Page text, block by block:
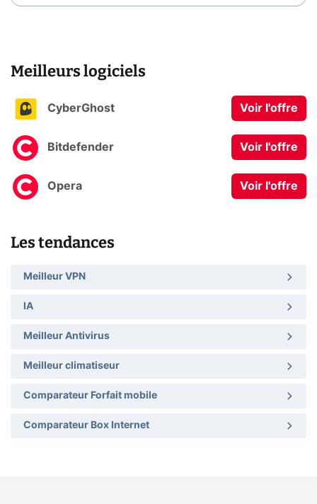
Meilleurs logiciels
CyberGhost Voir l'offre
Bitdefender Voir l'offre
Opera Voir l'offre
Les tendances
Meilleur VPN
IA
Meilleur Antivirus
Meilleur climatiseur
Comparateur Forfait mobile
Comparateur Box Internet